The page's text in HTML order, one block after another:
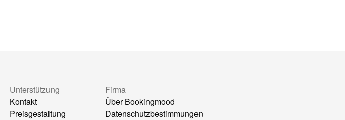
Unterstützung
Kontakt
Preisgestaltung
Firma
Über Bookingmood
Datenschutzbestimmungen